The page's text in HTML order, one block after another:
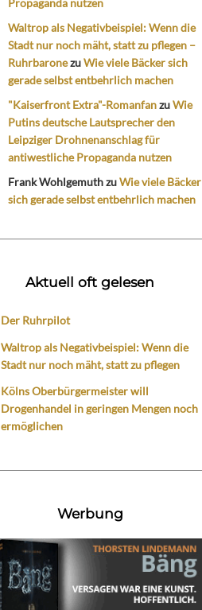
Propaganda nutzen
Waltrop als Negativbeispiel: Wenn die
Stadt nur noch mäht, statt zu pflegen –
RuhrbaronezuWie viele Bäcker sich
gerade selbst entbehrlich machen
"Kaiserfront Extra"-RomanfanzuWie
Putins deutsche Lautsprecher den
Leipziger Drohnenanschlag für
antiwestliche Propaganda nutzen
Frank WohlgemuthzuWie viele Bäcker
sich gerade selbst entbehrlich machen
Aktuell oft gelesen
Der Ruhrpilot
Waltrop als Negativbeispiel: Wenn die
Stadt nur noch mäht, statt zu pflegen
Kölns Oberbürgermeister will
Drogenhandel in geringen Mengen noch
ermöglichen
Werbung